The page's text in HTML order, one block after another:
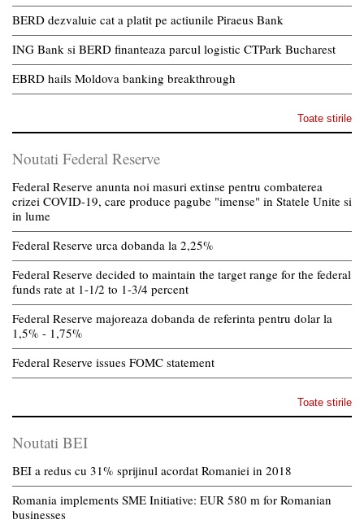
BERD dezvaluie cat a platit pe actiunile Piraeus Bank
ING Bank si BERD finanteaza parcul logistic CTPark Bucharest
EBRD hails Moldova banking breakthrough
Toate stirile
Noutati Federal Reserve
Federal Reserve anunta noi masuri extinse pentru combaterea
crizei COVID-19, care produce pagube "imense" in Statele Unite si
in lume
Federal Reserve urca dobanda la 2,25%
Federal Reserve decided to maintain the target range for the federal
funds rate at 1-1/2 to 1-3/4 percent
Federal Reserve majoreaza dobanda de referinta pentru dolar la
1,5% - 1,75%
Federal Reserve issues FOMC statement
Toate stirile
Noutati BEI
BEI a redus cu 31% sprijinul acordat Romaniei in 2018
Romania implements SME Initiative: EUR 580 m for Romanian
businesses